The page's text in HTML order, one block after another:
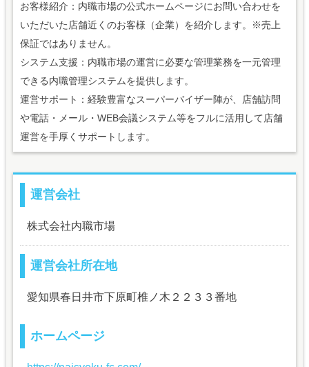
お客様紹介：内職市場の公式ホームページにお問い合わせを
いただいた店舗近くのお客様（企業）を紹介します。※売上
保証ではありません。
システム支援：内職市場の運営に必要な管理業務を一元管理
できる内職管理システムを提供します。
運営サポート：経験豊富なスーパーバイザー陣が、店舗訪問
や電話・メール・WEB会議システム等をフルに活用して店舗
運営を手厚くサポートします。
運営会社
株式会社内職市場
運営会社所在地
愛知県春日井市下原町椎ノ木２２３３番地
ホームページ